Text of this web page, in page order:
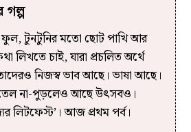
গল্প
টুনটুনির মতো ছোট পাখি আর
লিখতে চাই, যারা প্রচলিত অর্থে
নিজস্ব ভাব আছে। ভাষা আছে।
না-পুড়লেও আছে উৎসবও।
লিটফেস্ট’। আজ প্রথম পর্ব।